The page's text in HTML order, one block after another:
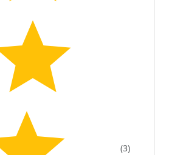
(3)